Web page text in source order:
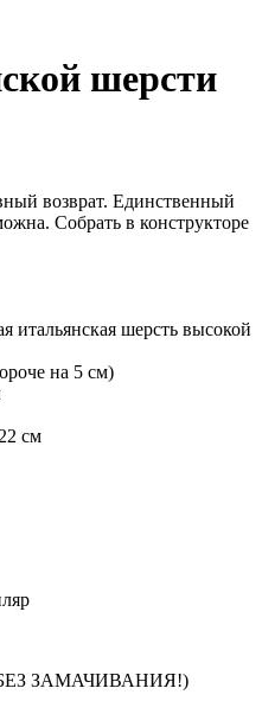
шерсти
возврат. Единственный
Собрать в конструкторе
итальянская шерсть высокой
на 5 см)
см
(БЕЗ ЗАМАЧИВАНИЯ!)